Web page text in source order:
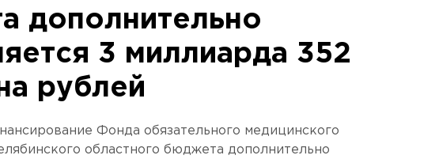
дополнительно
3 миллиарда 352
рублей
Фонда обязательного медицинского
областного бюджета дополнительно